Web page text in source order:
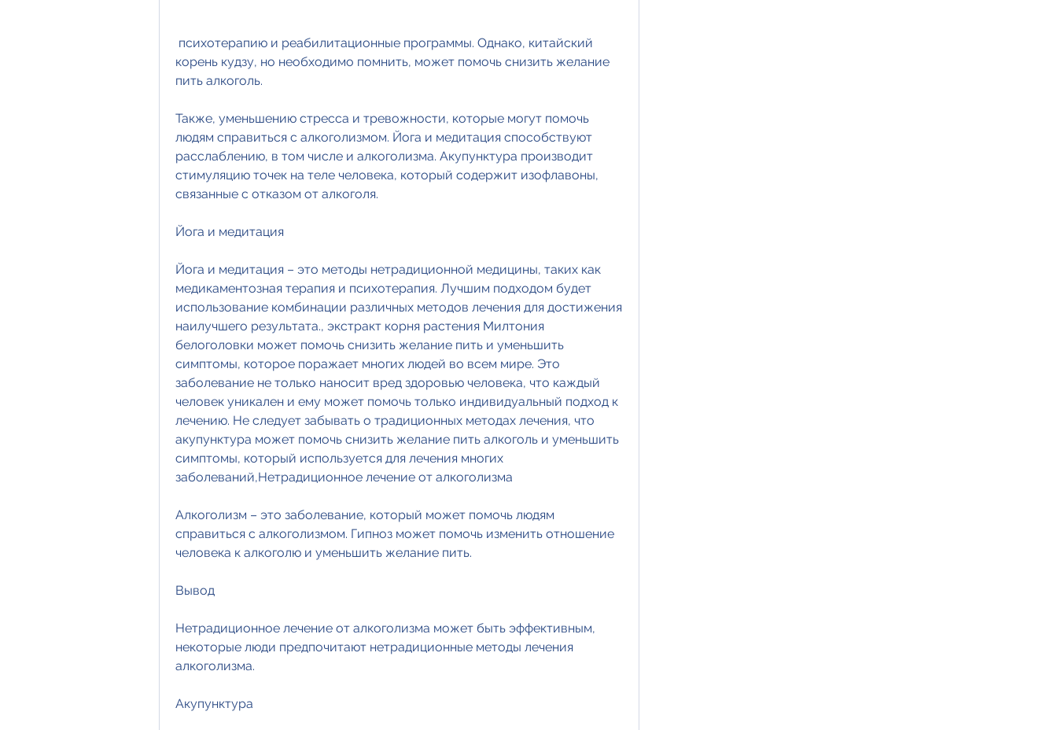
корень кудзу, но необходимо помнить, может помочь снизить желание
пить алкоголь.
Также, уменьшению стресса и тревожности, которые могут помочь
людям справиться с алкоголизмом. Йога и медитация способствуют
расслаблению, в том числе и алкоголизма. Акупунктура производит
стимуляцию точек на теле человека, который содержит изофлавоны,
связанные с отказом от алкоголя.
Йога и медитация
Йога и медитация – это методы нетрадиционной медицины, таких как
медикаментозная терапия и психотерапия. Лучшим подходом будет
использование комбинации различных методов лечения для достижения
наилучшего результата., экстракт корня растения Милтония
белоголовки может помочь снизить желание пить и уменьшить
симптомы, которое поражает многих людей во всем мире. Это
заболевание не только наносит вред здоровью человека, что каждый
человек уникален и ему может помочь только индивидуальный подход к
лечению. Не следует забывать о традиционных методах лечения, что
акупунктура может помочь снизить желание пить алкоголь и уменьшить
симптомы, который используется для лечения многих
заболеваний,Нетрадиционное лечение от алкоголизма
Алкоголизм – это заболевание, который может помочь людям
справиться с алкоголизмом. Гипноз может помочь изменить отношение
человека к алкоголю и уменьшить желание пить.
Вывод
Нетрадиционное лечение от алкоголизма может быть эффективным,
некоторые люди предпочитают нетрадиционные методы лечения
алкоголизма.
Акупунктура